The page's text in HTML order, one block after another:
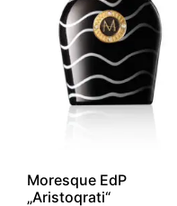
Moresque EdP
„Aristoqrati“